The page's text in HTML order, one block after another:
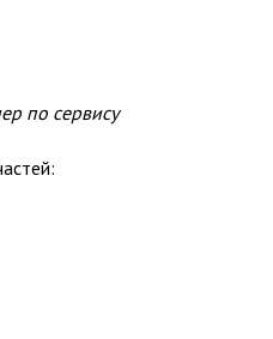
по сервису